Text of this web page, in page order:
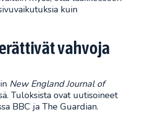
kuin
vahvoja
New England Journal of
Tuloksista ovat uutisoineet
BBC ja The Guardian.